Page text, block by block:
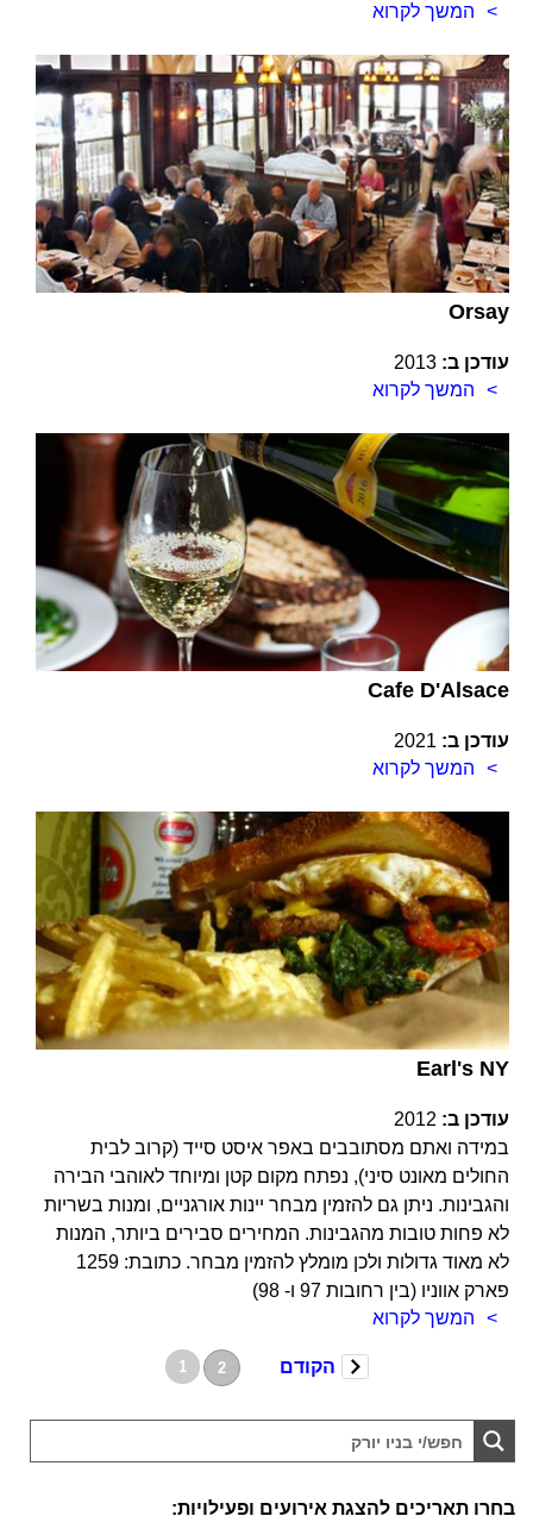
המשך לקרוא
Orsay
עודכן ב: 2013
המשך לקרוא
Cafe D'Alsace
עודכן ב: 2021
המשך לקרוא
Earl's NY
עודכן ב: 2012
במידה ואתם מסתובבים באפר איסט סייד (קרוב לבית
החולים מאונט סיני), נפתח מקום קטן ומיוחד לאוהבי הבירה
והגבינות. ניתן גם להזמין מבחר יינות אורגניים, ומנות בשריות
לא פחות טובות מהגבינות. המחירים סבירים ביותר, המנות
לא מאוד גדולות ולכן מומלץ להזמין מבחר. כתובת: 1259
פארק אווניו (בין רחובות 97 ו- 98)
המשך לקרוא
הקודם 1 2
בחרו תאריכים להצגת אירועים ופעילויות: